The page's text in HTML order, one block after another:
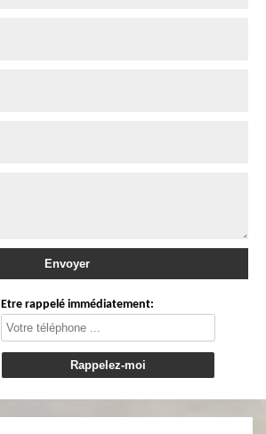
Etre rappelé immédiatement: